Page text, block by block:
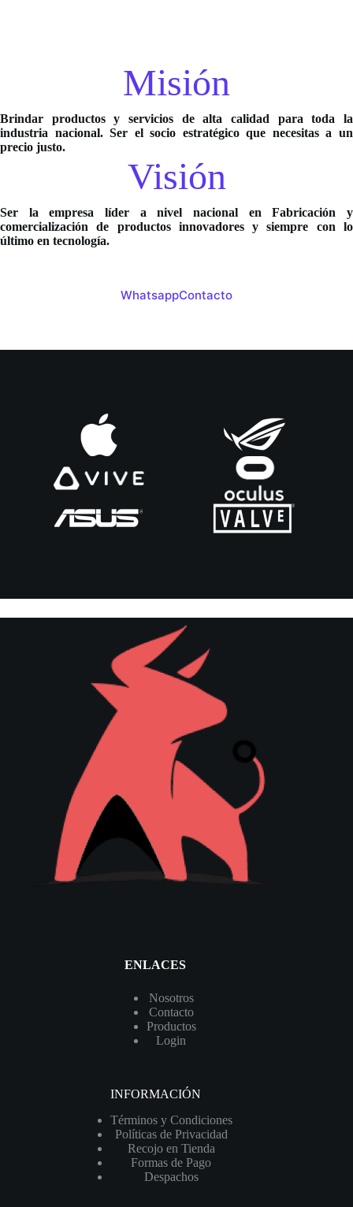
Misión
Brindar productos y servicios de alta calidad para toda la
industria nacional. Ser el socio estratégico que necesitas a un
precio justo.
Visión
Ser la empresa líder a nivel nacional en Fabricación y
comercialización de productos innovadores y siempre con lo
último en tecnología.
WhatsappContacto
ENLACES
Nosotros
Contacto
Productos
Login
INFORMACIÓN
Términos y Condiciones
Políticas de Privacidad
Recojo en Tienda
Formas de Pago
Despachos